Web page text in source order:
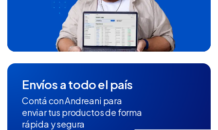
Envíos a todo el país
Contá con Andreani para
enviar tus productos de forma
rápida y segura